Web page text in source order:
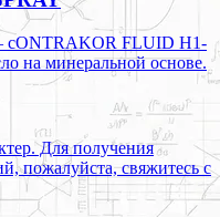
FLUID H1-
на минеральной основе.
Для получения
пожалуйста, свяжитесь с